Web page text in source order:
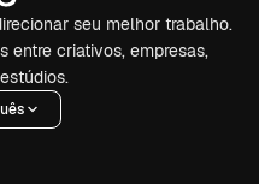
seu melhor trabalho.
entre criativos, empresas,